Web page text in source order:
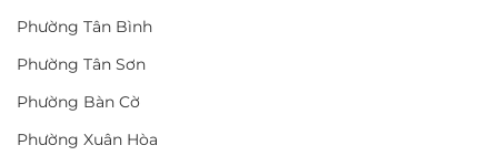
Phường Tân Bình
Phường Tân Sơn
Phường Bàn Cờ
Phường Xuân Hòa